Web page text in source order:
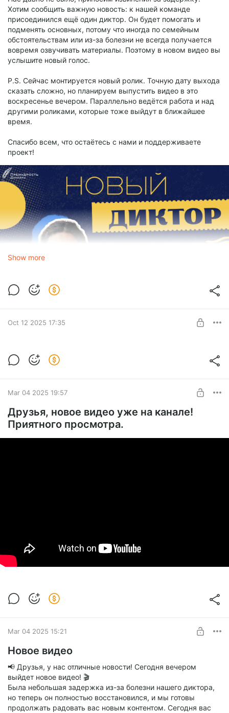
Хотим сообщить важную новость: к нашей команде
присоединился ещё один диктор. Он будет помогать и
подменять основных, потому что иногда по семейным
обстоятельствам или из-за болезни не всегда получается
вовремя озвучивать материалы. Поэтому в новом видео вы
услышите новый голос.
P.S. Сейчас монтируется новый ролик. Точную дату выхода
сказать сложно, но планируем выпустить видео в это
воскресенье вечером. Параллельно ведётся работа и над
другими роликами, которые тоже выйдут в ближайшее
время.
Спасибо всем, что остаётесь с нами и поддерживаете
проект!
Show more
Oct 12 2025 17:35
Mar 04 2025 19:57
Друзья, новое видео уже на канале!
Приятного просмотра.
Mar 04 2025 15:21
Новое видео
📢 Друзья, у нас отличные новости! Сегодня вечером
выйдет новое видео! 🎬
Была небольшая задержка из-за болезни нашего диктора,
но теперь он полностью восстановился, и мы готовы
продолжать радовать вас новым контентом. Сегодня вас